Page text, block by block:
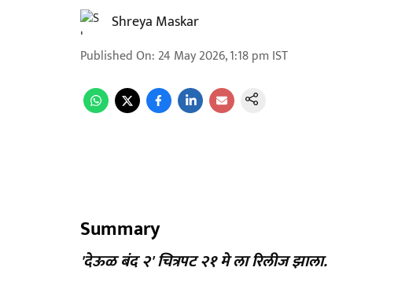
Shreya Maskar
Published On: 24 May 2026, 1:18 pm IST
Summary
'देऊळ बंद २' चित्रपट २१ मे ला रिलीज झाला.